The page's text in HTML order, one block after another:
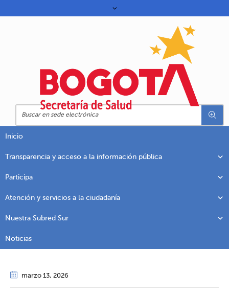
Inicio
Transparencia y acceso a la información pública
Participa
Atención y servicios a la ciudadanía
Nuestra Subred Sur
Noticias
marzo 13, 2026